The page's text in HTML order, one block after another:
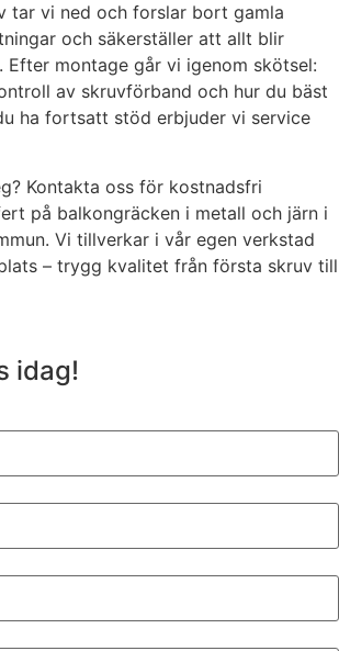
tar vi ned och forslar bort gamla
och säkerställer att allt blir
Efter montage går vi igenom skötsel:
av skruvförband och hur du bäst
ha fortsatt stöd erbjuder vi service
Kontakta oss för kostnadsfri
på balkongräcken i metall och järn i
Vi tillverkar i vår egen verkstad
– trygg kvalitet från första skruv till
idag!